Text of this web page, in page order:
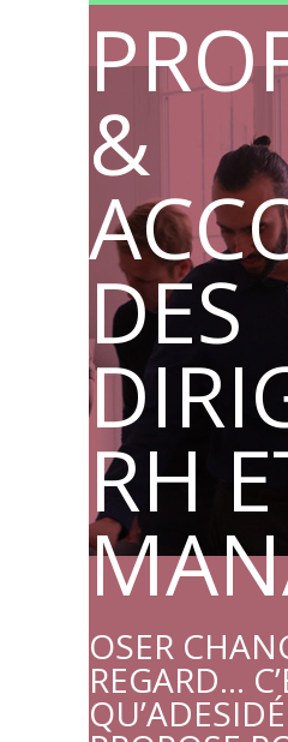
&
DES
RH
OSER
REGARD…